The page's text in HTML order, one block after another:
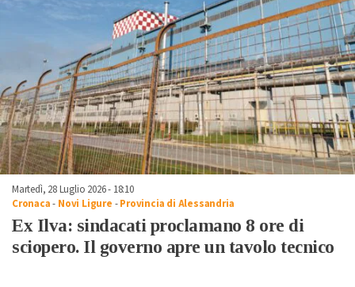
Martedì, 28 Luglio 2026 - 18:10
Cronaca- Novi Ligure -Provincia di Alessandria
Ex Ilva: sindacati proclamano 8 ore di
sciopero. Il governo apre un tavolo tecnico